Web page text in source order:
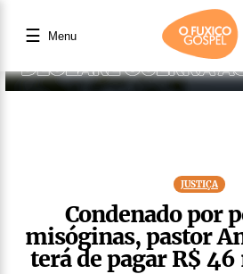
☰ Menu
JUSTIÇA
Condenado por
misóginas, pastor
terá de pagar R$